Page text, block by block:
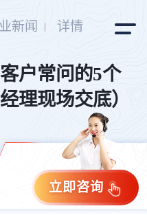
新闻 详情
户常问的5个
理现场交底）
立即咨询